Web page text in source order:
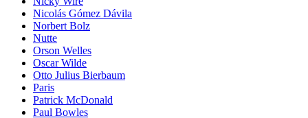
Nicolás Gómez Dávila
Norbert Bolz
Nutte
Orson Welles
Oscar Wilde
Otto Julius Bierbaum
Paris
Patrick McDonald
Paul Bowles